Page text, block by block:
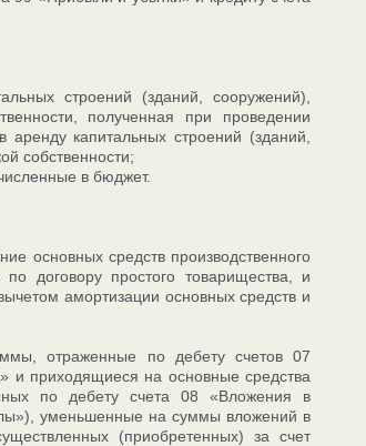
строений (зданий, сооружений),
полученная при проведении
капитальных строений (зданий,
собственности;
в бюджет.
основных средств производственного
договору простого товарищества, и
амортизации основных средств и
отраженные по дебету счетов 07
и приходящиеся на основные средства
по дебету счета 08 «Вложения в
уменьшенные на суммы вложений в
(приобретенных) за счет